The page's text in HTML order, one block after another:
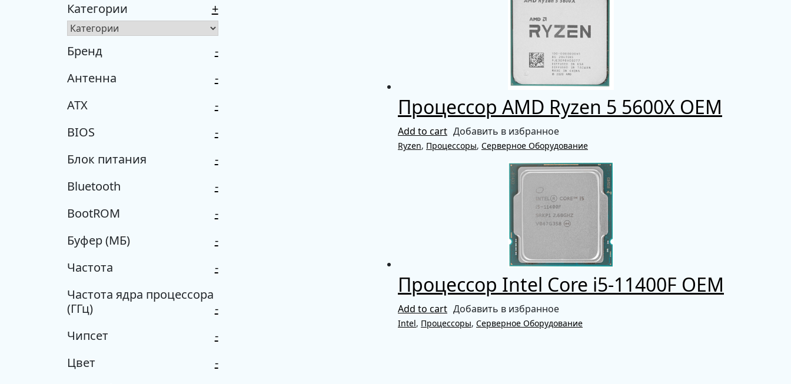
Категории
+
Бренд
-
Антенна
-
ATX
-
BIOS
-
Блок питания
-
Bluetooth
-
BootROM
-
Буфер (МБ)
-
Частота
-
Частота ядра процессора
(ГГц)
-
Чипсет
-
Цвет
-
Процессор AMD Ryzen 5 5600X OEM
Add to cart Добавить в избранное
Ryzen, Процессоры, Серверное Оборудование
Процессор Intel Core i5-11400F OEM
Add to cart Добавить в избранное
Intel, Процессоры, Серверное Оборудование